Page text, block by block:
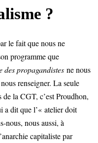
?
le fait que nous ne
programme que
des propagandistes ne nous
renseigner. La seule
la CGT, c’est Proudhon,
a dit que l’« atelier doit
nous, nous aussi, à
capitaliste par